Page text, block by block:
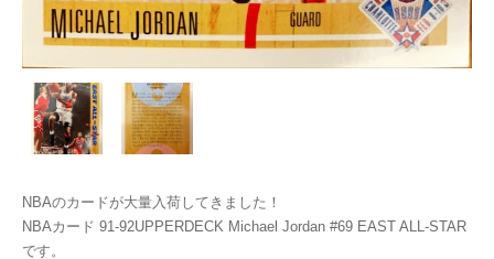
NBAのカードが大量入荷してきました！
NBAカード 91-92UPPERDECK Michael Jordan #69 EAST ALL-STAR
です。